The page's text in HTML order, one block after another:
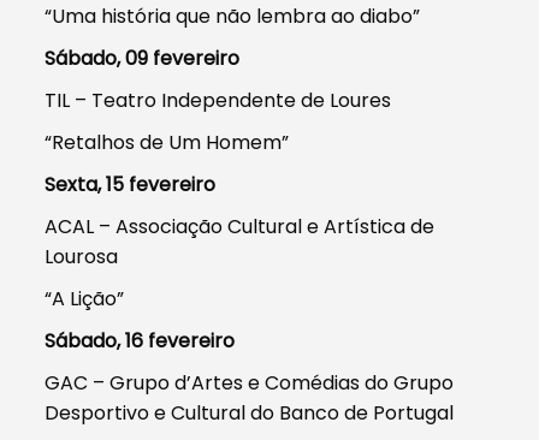
“Uma história que não lembra ao diabo”
Sábado, 09 fevereiro
TIL – Teatro Independente de Loures
“Retalhos de Um Homem”
Sexta, 15 fevereiro
ACAL – Associação Cultural e Artística de
Lourosa
“A Lição”
Sábado, 16 fevereiro
GAC – Grupo d’Artes e Comédias do Grupo
Desportivo e Cultural do Banco de Portugal